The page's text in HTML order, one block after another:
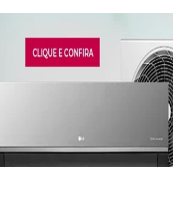
de conforto térmico para qualquer